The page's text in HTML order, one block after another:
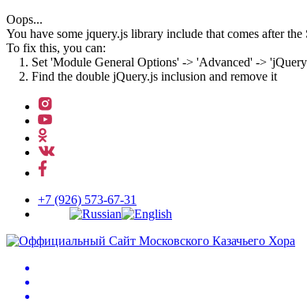
Oops...
You have some jquery.js library include that comes after
To fix this, you can:
1. Set 'Module General Options' -> 'Advanced' ->
2. Find the double jQuery.js inclusion and remove it
Перейти
основному
содержимому
+7 (926) 573-67-31